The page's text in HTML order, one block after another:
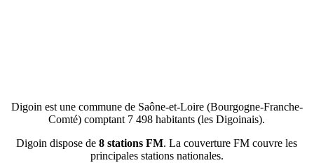
Digoin est une commune de Saône-et-Loire (Bourgogne-Franche-
Comté) comptant 7 498 habitants (les Digoinais).
Digoin dispose de8 stations FM. La couverture FM couvre les
principales stations nationales.